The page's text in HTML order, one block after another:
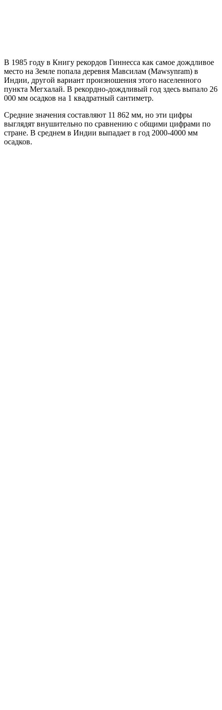
В 1985 году в Книгу рекордов Гиннесса как самое дождливое
место на Земле попала деревня Мавсилам (Mawsynram) в
Индии, другой вариант произношения этого населенного
пункта Мегхалай. В рекордно-дождливый год здесь выпало 26
000 мм осадков на 1 квадратный сантиметр.
Средние значения составляют 11 862 мм, но эти цифры
выглядят внушительно по сравнению с общими цифрами по
стране. В среднем в Индии выпадает в год 2000-4000 мм
осадков.